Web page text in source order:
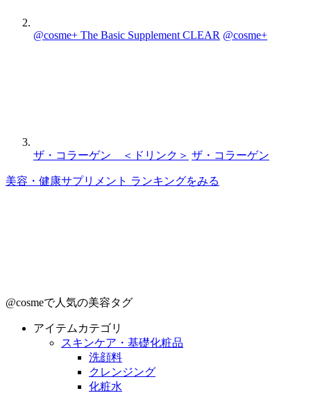
@cosme+ The Basic Supplement CLEAR @cosme+
ザ・コラーゲン ＜ドリンク＞ ザ・コラーゲン
美容・健康サプリメント ランキングをみる
@cosmeで人気の美容タグ
アイテムカテゴリ
スキンケア・基礎化粧品
洗顔料
クレンジング
化粧水